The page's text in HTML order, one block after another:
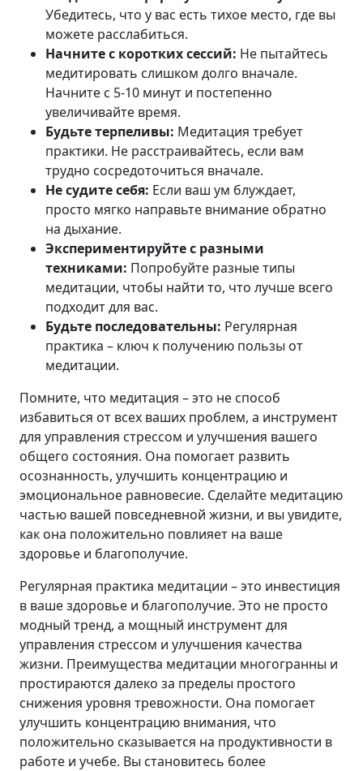
Убедитесь, что у вас есть тихое место, где вы
можете расслабиться.
Начните с коротких сессий: Не пытайтесь
медитировать слишком долго вначале.
Начните с 5-10 минут и постепенно
увеличивайте время.
Будьте терпеливы: Медитация требует
практики. Не расстраивайтесь, если вам
трудно сосредоточиться вначале.
Не судите себя: Если ваш ум блуждает,
просто мягко направьте внимание обратно
на дыхание.
Экспериментируйте с разными
техниками: Попробуйте разные типы
медитации, чтобы найти то, что лучше всего
подходит для вас.
Будьте последовательны: Регулярная
практика – ключ к получению пользы от
медитации.
Помните, что медитация – это не способ
избавиться от всех ваших проблем, а инструмент
для управления стрессом и улучшения вашего
общего состояния. Она помогает развить
осознанность, улучшить концентрацию и
эмоциональное равновесие. Сделайте медитацию
частью вашей повседневной жизни, и вы увидите,
как она положительно повлияет на ваше
здоровье и благополучие.
Регулярная практика медитации – это инвестиция
в ваше здоровье и благополучие. Это не просто
модный тренд, а мощный инструмент для
управления стрессом и улучшения качества
жизни. Преимущества медитации многогранны и
простираются далеко за пределы простого
снижения уровня тревожности. Она помогает
улучшить концентрацию внимания, что
положительно сказывается на продуктивности в
работе и учебе. Вы становитесь более